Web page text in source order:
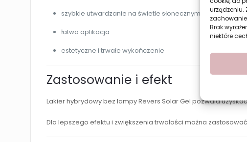
urządzeniu.
Brak
niektóre
szybkie utwardzanie na świetle słonecznym
łatwa aplikacja
estetyczne i trwałe wykończenie
Zastosowanie i efekt
Lakier hybrydowy bez lampy Revers Solar Gel pozwala
Dla lepszego efektu i zwiększenia trwałości można